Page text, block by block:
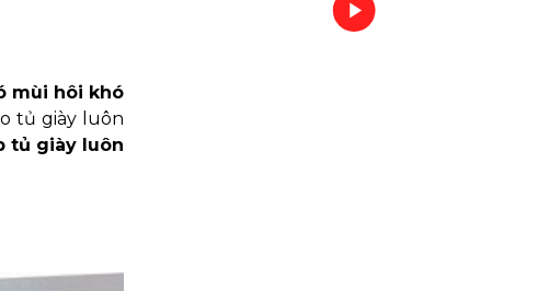
mùi hôi khó
tủ giày luôn
tủ giày luôn